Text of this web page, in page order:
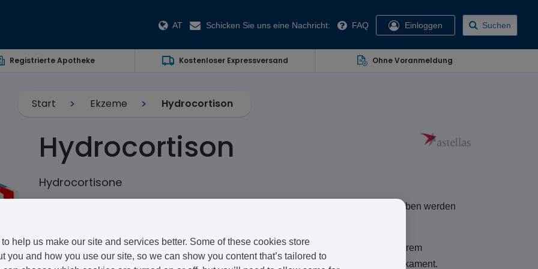
AT Schicken Sie uns eine Nachricht: FAQ Einloggen Suchen
Registrierte Apotheke Kostenloser Expressversand Ohne Voranmeldung
Start Ekzeme Hydrocortison
Hydrocortison
Hydrocortisone
Hydrocortison ist eine Behandlung, die bei Schuppenflechte (oder Psoriasis) verschrieben werden
Hier können Sie Hydrocortison online bestellen - und das ganz unkompliziert. Mit unserem
medizinischen Fragebogen erhalten Sie sicher, aber auch schnell das geeignete Medikament.
help us make our site and services better. Some of these cookies store
you and how you use our site, so we can show you content that’s tailored to